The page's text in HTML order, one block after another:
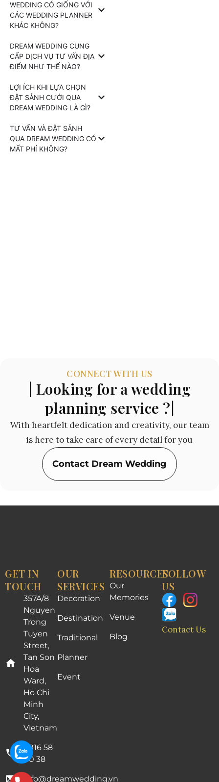
WEDDING CÓ GIỐNG VỚI
CÁC WEDDING PLANNER
KHÁC KHÔNG?
DREAM WEDDING CUNG
CẤP DỊCH VỤ TƯ VẤN ĐỊA
ĐIỂM NHƯ THẾ NÀO?
LỢI ÍCH KHI LỰA CHỌN
ĐẶT SẢNH CƯỚI QUA
DREAM WEDDING LÀ GÌ?
TƯ VẤN VÀ ĐẶT SẢNH
QUA DREAM WEDDING CÓ
MẤT PHÍ KHÔNG?
CONNECT WITH US
| Looking for a wedding
planning service ?|
With heartfelt dedication and creativity, our team
is here to take care of every detail for you
Contact Dream Wedding
GET IN
TOUCH
357A/8
Nguyen
Trong
Tuyen
Street,
Tan Son
Hoa
Ward,
Ho Chi
Minh
City,
Vietnam
0916 58
00 38
info@dreamwedding.vn
OUR
SERVICES
Decoration
Destination
Traditional
Planner
Event
RESOURCES
Our
Memories
Venue
Blog
FOLLOW
US
Contact Us